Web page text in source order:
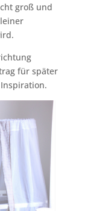
groß und
für später